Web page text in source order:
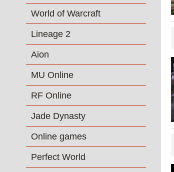
World of Warcraft
Lineage 2
Aion
MU Online
RF Online
Jade Dynasty
Online games
Perfect World